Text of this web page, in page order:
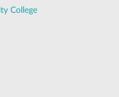
College